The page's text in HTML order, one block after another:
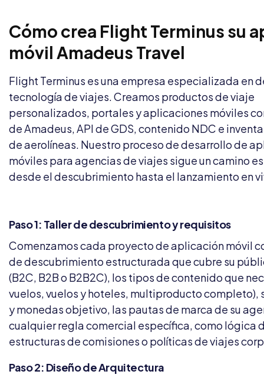
Cómo crea Flight Terminus su
móvil Amadeus Travel
Flight Terminus es una empresa especializada en
tecnología de viajes. Creamos productos de viaje
personalizados, portales y aplicaciones móviles
de Amadeus, API de GDS, contenido NDC e
de aerolíneas. Nuestro proceso de desarrollo de
móviles para agencias de viajes sigue un camino
desde el descubrimiento hasta el lanzamiento en
Paso 1: Taller de descubrimiento y requisitos
Comenzamos cada proyecto de aplicación móvil
de descubrimiento estructurada que cubre su
(B2C, B2B o B2B2C), los tipos de contenido que
vuelos, vuelos y hoteles, multiproducto completo),
y monedas objetivo, las pautas de marca de su
cualquier regla comercial específica, como lógica
estructuras de comisiones o políticas de viajes
Paso 2: Diseño de Arquitectura